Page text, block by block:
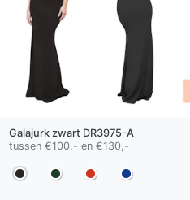
Galajurk zwartDR3975-A
tussen €100,- en €130,-